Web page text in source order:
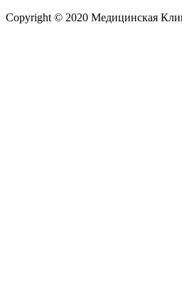
Copyright © 2020 Медицинская